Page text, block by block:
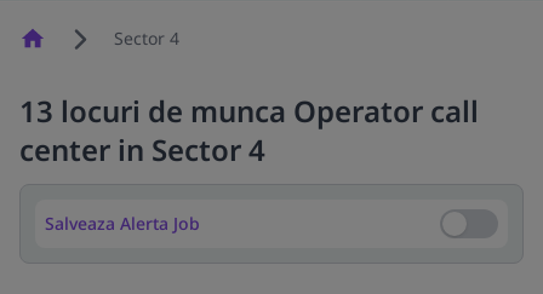
HomepageSector 4
13 locuri de munca Operator call
center in Sector 4
Salveaza Alerta Job Salveaza